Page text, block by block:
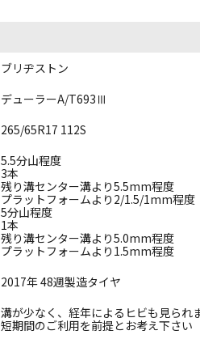
ブリヂストン
デューラーA/T693Ⅲ
265/65R17 112S
5.5分山程度
3本
残り溝センター溝より5.5mm程度
プラットフォームより2/1.5/1mm程度
5分山程度
1本
残り溝センター溝より5.0mm程度
プラットフォームより1.5mm程度
2017年 48週製造タイヤ
溝が少なく、経年によるヒビも見られま
短期間のご利用を前提とお考え下さい